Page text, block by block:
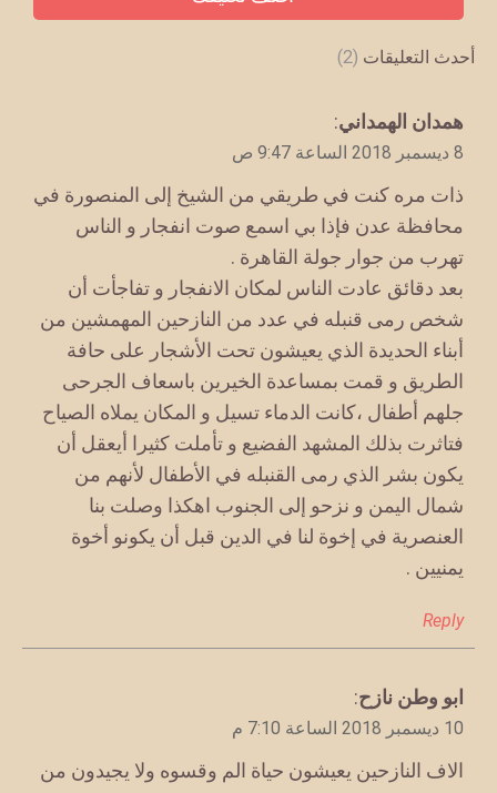
أحدث التعليقات (2)
يقول
همدان الهمداني:
8 ديسمبر 2018 الساعة 9:47 ص
ذات مره كنت في طريقي من الشيخ إلى المنصورة في
محافظة عدن فإذا بي اسمع صوت انفجار و الناس
تهرب من جوار جولة القاهرة .
بعد دقائق عادت الناس لمكان الانفجار و تفاجأت أن
شخص رمى قنبله في عدد من النازحين المهمشين من
أبناء الحديدة الذي يعيشون تحت الأشجار على حافة
الطريق و قمت بمساعدة الخيرين باسعاف الجرحى
جلهم أطفال ،كانت الدماء تسيل و المكان يملاه الصياح
فتاثرت بذلك المشهد الفضيع و تأملت كثيرا أيعقل أن
يكون بشر الذي رمى القنبله في الأطفال لأنهم من
شمال اليمن و نزحو إلى الجنوب اهكذا وصلت بنا
العنصرية في إخوة لنا في الدين قبل أن يكونو أخوة
يمنيين .
Reply
يقول
ابو وطن نازح:
10 ديسمبر 2018 الساعة 7:10 م
الاف النازحين يعيشون حياة الم وقسوه ولا يجيدون من